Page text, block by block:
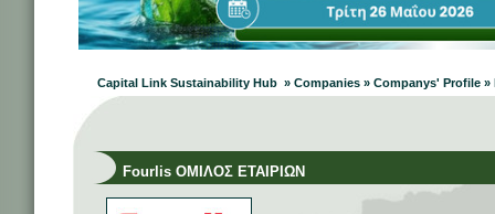
Capital Link Sustainability Hub » Companies » Companys' Profile
Fourlis ΟΜΙΛΟΣ ΕΤΑΙΡΙΩΝ